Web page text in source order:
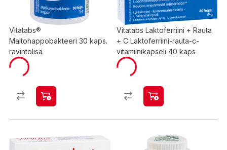
Vitatabs®
Maitohappobakteeri 30 kaps.
ravintolisä
Vitatabs Laktoferriini + Rauta
+ C Laktoferriini-rauta-c-
vitamiinikapseli 40 kaps